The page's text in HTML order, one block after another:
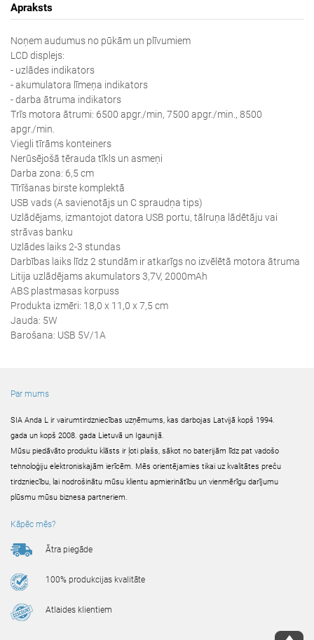
Apraksts
Noņem audumus no pūkām un plīvumiem
LCD displejs:
- uzlādes indikators
- akumulatora līmeņa indikators
- darba ātruma indikators
Trīs motora ātrumi: 6500 apgr./min, 7500 apgr./min., 8500
apgr./min.
Viegli tīrāms konteiners
Nerūsējošā tērauda tīkls un asmeņi
Darba zona: 6,5 cm
Tīrīšanas birste komplektā
USB vads (A savienotājs un C spraudņa tips)
Uzlādējams, izmantojot datora USB portu, tālruņa lādētāju vai
strāvas banku
Uzlādes laiks 2-3 stundas
Darbības laiks līdz 2 stundām ir atkarīgs no izvēlētā motora ātruma
Litija uzlādējams akumulators 3,7V, 2000mAh
ABS plastmasas korpuss
Produkta izmēri: 18,0 x 11,0 x 7,5 cm
Jauda: 5W
Barošana: USB 5V/1A
Par mums
SIA Anda L ir vairumtirdzniecības uzņēmums, kas darbojas Latvijā kopš 1994.
gada un kopš 2008. gada Lietuvā un Igaunijā.
Mūsu piedāvāto produktu klāsts ir ļoti plašs, sākot no baterijām līdz pat vadošo
tehnoloģiju elektroniskajām ierīcēm. Mēs orientējamies tikai uz kvalitātes preču
tirdzniecību, lai nodrošinātu mūsu klientu apmierinātību un vienmērīgu darījumu
plūsmu mūsu biznesa partneriem.
Kāpēc mēs?
Ātra piegāde
100% produkcijas kvalitāte
Atlaides klientiem